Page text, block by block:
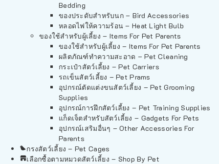
Bedding
ของประดับสำหรับนก – Bird Accessories
หลอดไฟให้ความร้อน – Heat Light Bulb
ของใช้สำหรับผู้เลี้ยง – Items For Pet Parents
ของใช้สำหรับผู้เลี้ยง – Items For Pet Parents
ผลิตภัณฑ์ทำความสะอาด – Pet Cleaning
กระเป๋าสัตว์เลี้ยง – Pet Carriers
รถเข็นสัตว์เลี้ยง – Pet Prams
อุปกรณ์ตัดแต่งขนสัตว์เลี้ยง – Pet Grooming
Supplies
อุปกรณ์การฝึกสัตว์เลี้ยง – Pet Training Supplies
แก็ดเจ็ตสำหรับสัตว์เลี้ยง – Gadgets For Pets
อุปกรณ์เสริมอื่นๆ – Other Accessories For
Parents
กรงสัตว์เลี้ยง – Pet Cages
เลือกซื้อตามหมวดสัตว์เลี้ยง – Shop By Pet